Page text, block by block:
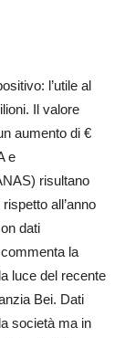
l’utile al
Il valore
aumento di €
e
risultano
all’anno
dati
la
luce del recente
Bei. Dati
società ma in